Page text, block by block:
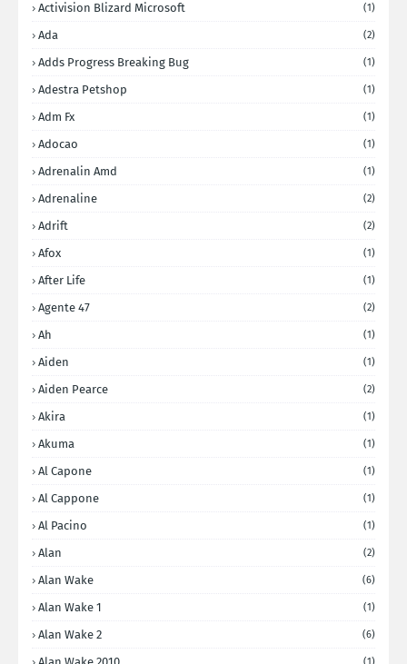
Activision Blizard Microsoft (1)
Ada (2)
Adds Progress Breaking Bug (1)
Adestra Petshop (1)
Adm Fx (1)
Adocao (1)
Adrenalin Amd (1)
Adrenaline (2)
Adrift (2)
Afox (1)
After Life (1)
Agente 47 (2)
Ah (1)
Aiden (1)
Aiden Pearce (2)
Akira (1)
Akuma (1)
Al Capone (1)
Al Cappone (1)
Al Pacino (1)
Alan (2)
Alan Wake (6)
Alan Wake 1 (1)
Alan Wake 2 (6)